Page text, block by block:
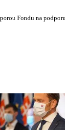
Fondu na